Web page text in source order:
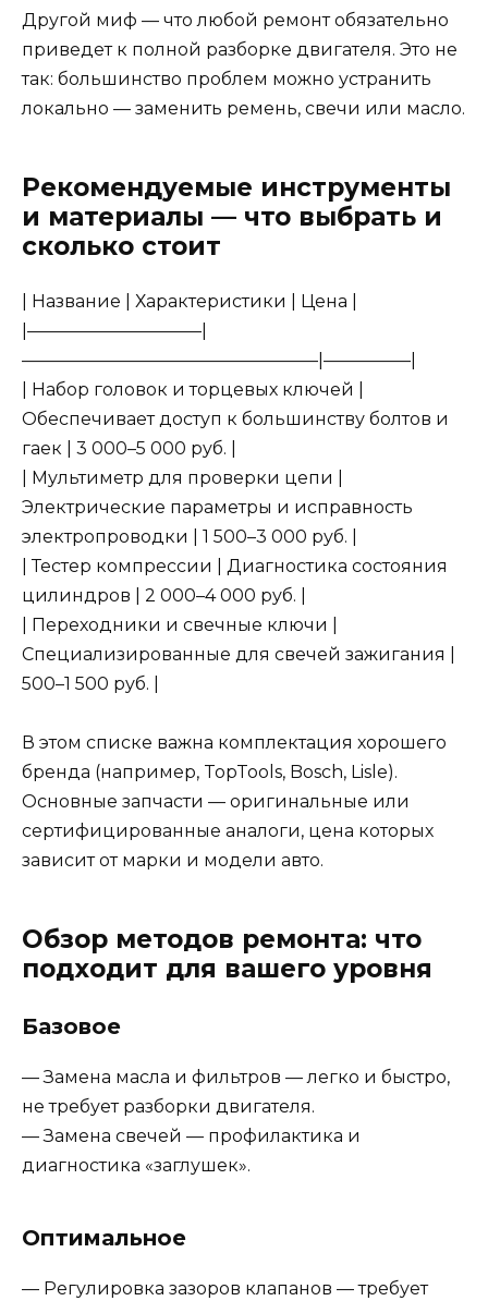
Другой миф — что любой ремонт обязательно
приведет к полной разборке двигателя. Это не
так: большинство проблем можно устранить
локально — заменить ремень, свечи или масло.
Рекомендуемые инструменты
и материалы — что выбрать и
сколько стоит
| Название | Характеристики | Цена |
|——————————|
—————————————————|—————|
| Набор головок и торцевых ключей |
Обеспечивает доступ к большинству болтов и
гаек | 3 000–5 000 руб. |
| Мультиметр для проверки цепи |
Электрические параметры и исправность
электропроводки | 1 500–3 000 руб. |
| Тестер компрессии | Диагностика состояния
цилиндров | 2 000–4 000 руб. |
| Переходники и свечные ключи |
Специализированные для свечей зажигания |
500–1 500 руб. |
В этом списке важна комплектация хорошего
бренда (например, TopTools, Bosch, Lisle).
Основные запчасти — оригинальные или
сертифицированные аналоги, цена которых
зависит от марки и модели авто.
Обзор методов ремонта: что
подходит для вашего уровня
Базовое
— Замена масла и фильтров — легко и быстро,
не требует разборки двигателя.
— Замена свечей — профилактика и
диагностика «заглушек».
Оптимальное
— Регулировка зазоров клапанов — требует